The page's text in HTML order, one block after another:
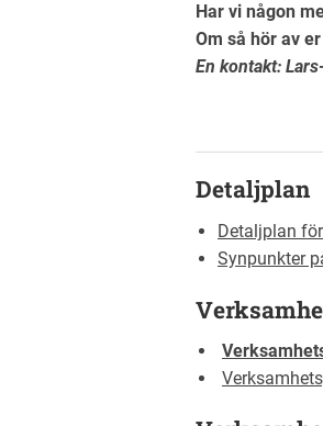
Har vi någon
Om så hör av
En kontakt:
Detaljplan
Detaljplan
Synpunkter